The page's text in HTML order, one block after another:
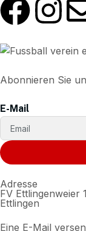
Abonnieren Sie
E-Mail
Adresse
FV Ettlingenweier
Ettlingen
Eine E-Mail